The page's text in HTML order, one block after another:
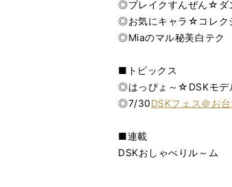
◎ブレイクすんぜん☆ダ
◎お気にキャラ☆コレク
◎Miaのマル秘美白テク
■トピックス
◎はっぴょ～☆DSKモデ
◎7/30DSKフェス＠お
■連載
DSKおしゃべりル～ム